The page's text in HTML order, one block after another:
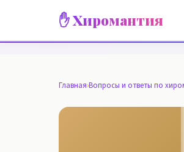
✋ Хиромантия
Главная›Вопросы и ответы по